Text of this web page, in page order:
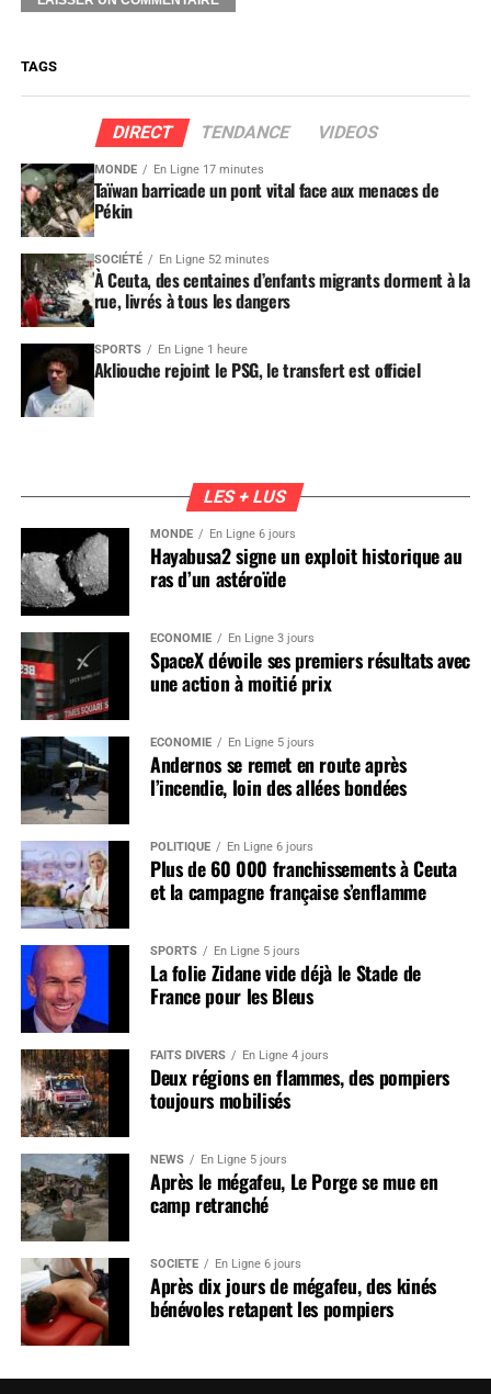
TAGS
DIRECT TENDANCE VIDEOS
MONDE En Ligne 17 minutes
Taïwan barricade un pont vital face aux menaces de
Pékin
SOCIÉTÉ En Ligne 52 minutes
À Ceuta, des centaines d’enfants migrants dorment à la
rue, livrés à tous les dangers
SPORTS En Ligne 1 heure
Akliouche rejoint le PSG, le transfert est officiel
LES + LUS
MONDE En Ligne 6 jours
Hayabusa2 signe un exploit historique au
ras d’un astéroïde
ÉCONOMIE En Ligne 3 jours
SpaceX dévoile ses premiers résultats avec
une action à moitié prix
ÉCONOMIE En Ligne 5 jours
Andernos se remet en route après
l’incendie, loin des allées bondées
POLITIQUE En Ligne 6 jours
Plus de 60 000 franchissements à Ceuta
et la campagne française s’enflamme
SPORTS En Ligne 5 jours
La folie Zidane vide déjà le Stade de
France pour les Bleus
FAITS DIVERS En Ligne 4 jours
Deux régions en flammes, des pompiers
toujours mobilisés
NEWS En Ligne 5 jours
Après le mégafeu, Le Porge se mue en
camp retranché
SOCIÉTÉ En Ligne 6 jours
Après dix jours de mégafeu, des kinés
bénévoles retapent les pompiers